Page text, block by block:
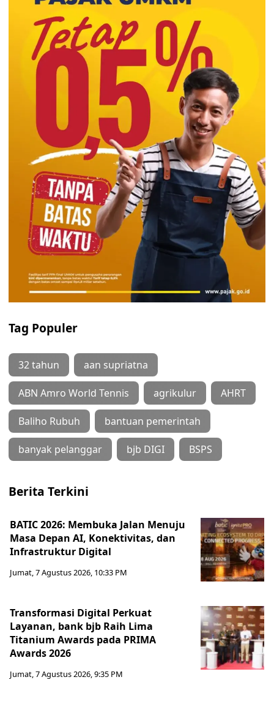
Tag Populer
32 tahun aan supriatna
ABN Amro World Tennis agrikulur AHRT
Baliho Rubuh bantuan pemerintah
banyak pelanggar bjb DIGI BSPS
Berita Terkini
BATIC 2026: Membuka Jalan Menuju
Masa Depan AI, Konektivitas, dan
Infrastruktur Digital
Jumat, 7 Agustus 2026, 10:33 PM
Transformasi Digital Perkuat
Layanan, bank bjb Raih Lima
Titanium Awards pada PRIMA
Awards 2026
Jumat, 7 Agustus 2026, 9:35 PM